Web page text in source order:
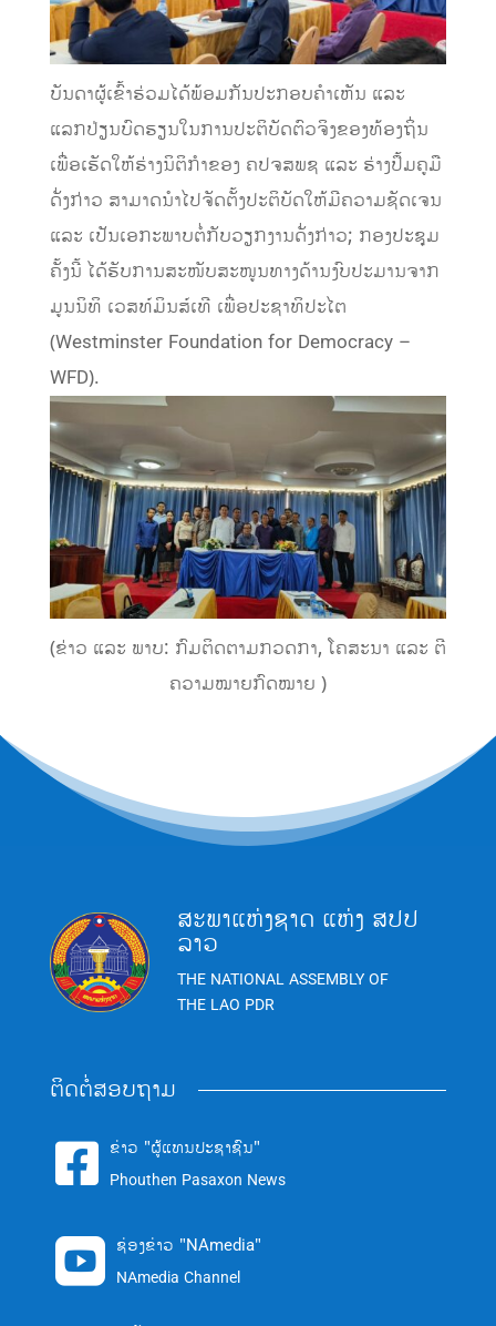
ບັນດາຜູ້ເຂົ້າຮ່ວມໄດ້ພ້ອມກັນປະກອບຄໍາເຫັນ ແລະ
ແລກປ່ຽນບົດຮຽນໃນການປະຕິບັດຕົວຈິງຂອງທ້ອງຖິ່ນ
ເພື່ອເຮັດໃຫ້ຮ່າງນິຕິກໍາຂອງ ຄປຈສພຊ ແລະ ຮ່າງປຶ້ມຄູມື
ດັ່ງກ່າວ ສາມາດນໍາໄປຈັດຕັ້ງປະຕິບັດໃຫ້ມີຄວາມຊັດເຈນ
ແລະ ເປັນເອກະພາບຕໍ່ກັບວຽກງານດັ່ງກ່າວ; ກອງປະຊຸມ
ຄັ້ງນີ້ ໄດ້ຮັບການສະໜັບສະໜູນທາງດ້ານງົບປະມານຈາກ
ມູນນິທິ ເວສທ໌ມິນສ໌ເທີ ເພື່ອປະຊາທິປະໄຕ
(Westminster Foundation for Democracy –
WFD).
(ຂ່າວ ແລະ ພາບ: ກົມຕິດຕາມກວດກາ, ໂຄສະນາ ແລະ ຕີ
ຄວາມໝາຍກົດໝາຍ )
ສະພາແຫ່ງຊາດ ແຫ່ງ ສປປ
ລາວ
THE NATIONAL ASSEMBLY OF
THE LAO PDR
ຕິດຕໍ່ສອບຖາມ
 ຂ່າວ "ຜູ້ແທນປະຊາຊົນ"
Phouthen Pasaxon News
 ຊ່ອງຂ່າວ "NAmedia"
NAmedia Channel